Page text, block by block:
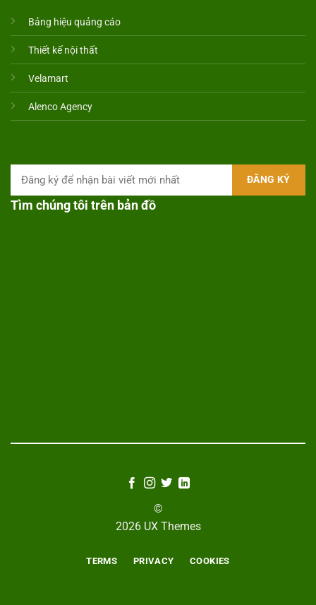
Bảng hiệu quảng cáo
Thiết kế nội thất
Velamart
Alenco Agency
Tìm chúng tôi trên bản đồ
©
2026 UX Themes
TERMS PRIVACY COOKIES